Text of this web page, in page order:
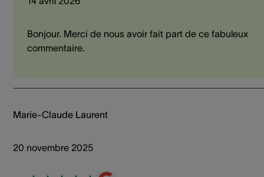
Bonjour. Merci de nous avoir fait part de ce fabuleux
commentaire.
Marie-Claude Laurent
20 novembre 2025